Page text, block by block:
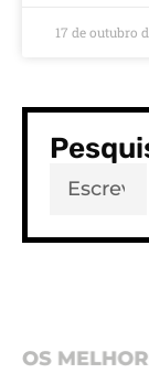
17 de outubro